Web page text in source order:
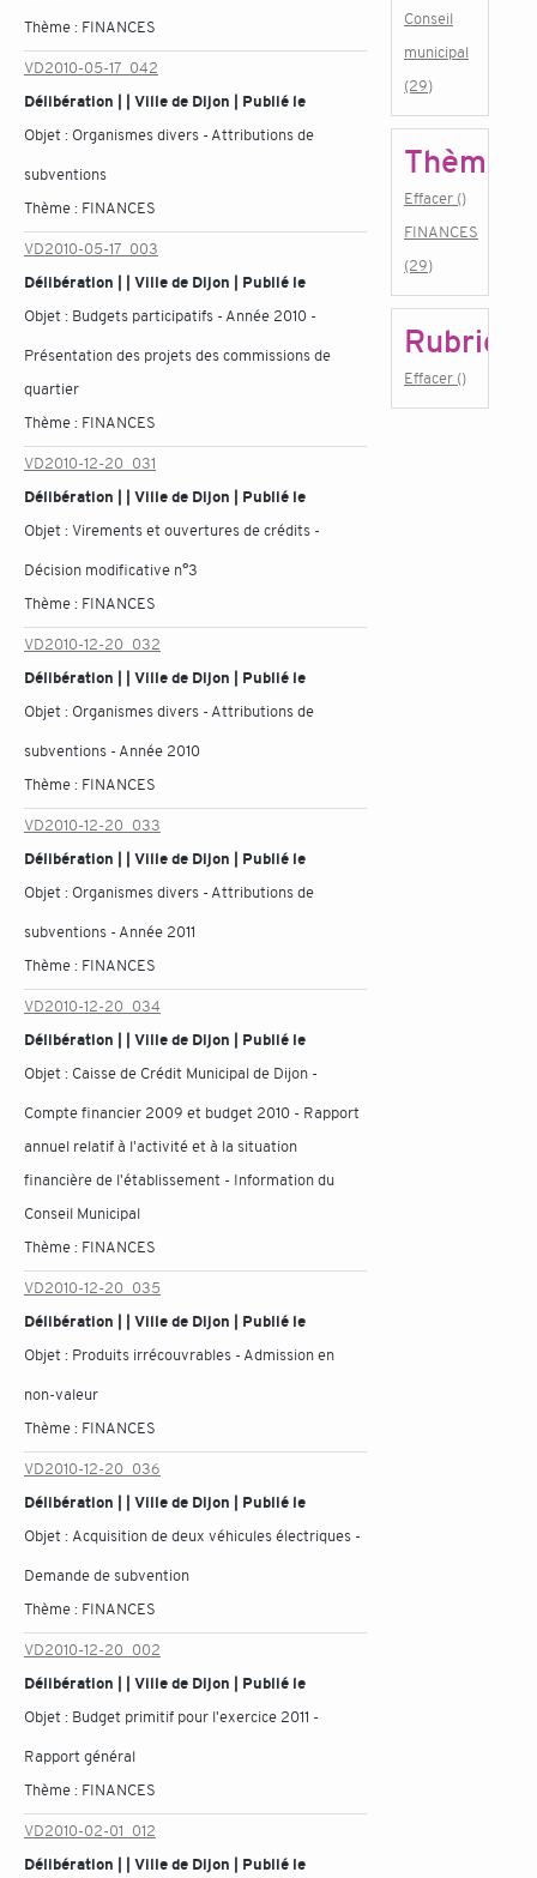
Thème : FINANCES
VD2010-05-17_042
Délibération | | Ville de Dijon | Publié le
Objet : Organismes divers - Attributions de
subventions
Thème : FINANCES
VD2010-05-17_003
Délibération | | Ville de Dijon | Publié le
Objet : Budgets participatifs - Année 2010 -
Présentation des projets des commissions de
quartier
Thème : FINANCES
VD2010-12-20_031
Délibération | | Ville de Dijon | Publié le
Objet :Virements et ouvertures de crédits -
Décision modificative n°3
Thème : FINANCES
VD2010-12-20_032
Délibération | | Ville de Dijon | Publié le
Objet : Organismes divers - Attributions de
subventions - Année 2010
Thème : FINANCES
VD2010-12-20_033
Délibération | | Ville de Dijon | Publié le
Objet : Organismes divers - Attributions de
subventions - Année 2011
Thème : FINANCES
VD2010-12-20_034
Délibération | | Ville de Dijon | Publié le
Objet : Caisse de Crédit Municipal de Dijon -
Compte financier 2009 et budget 2010 - Rapport
annuel relatif à l'activité et à la situation
financière de l'établissement - Information du
Conseil Municipal
Thème : FINANCES
VD2010-12-20_035
Délibération | | Ville de Dijon | Publié le
Objet : Produits irrécouvrables - Admission en
non-valeur
Thème : FINANCES
VD2010-12-20_036
Délibération | | Ville de Dijon | Publié le
Objet : Acquisition de deux véhicules électriques -
Demande de subvention
Thème : FINANCES
VD2010-12-20_002
Délibération | | Ville de Dijon | Publié le
Objet : Budget primitif pour l'exercice 2011 -
Rapport général
Thème : FINANCES
VD2010-02-01_012
Délibération | | Ville de Dijon | Publié le
Conseil
municipal
(29)
Thème
Effacer ()
FINANCES
(29)
Rubrique
Effacer ()